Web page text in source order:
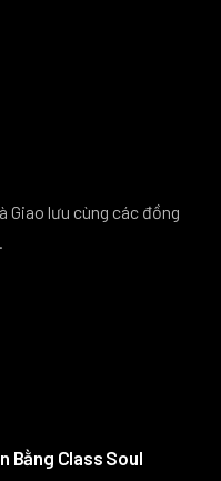
Giao lưu cùng các đồng
Bằng Class Soul